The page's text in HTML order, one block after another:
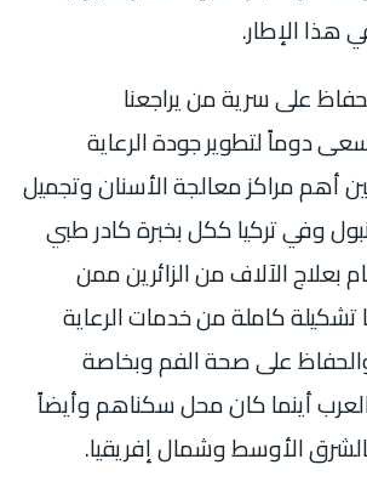
هذا الإطار.
على سرية من يراجعنا
دوماً لتطوير جودة الرعاية
أهم مراكز معالجة الأسنان وتجميل
وفي تركيا ككل بخبرة كادر طبي
بعلاج الآلاف من الزائرين ممن
تشكيلة كاملة من خدمات الرعاية
على صحة الفم وبخاصة
أينما كان محل سكناهم وأيضاً
الأوسط وشمال إفريقيا.